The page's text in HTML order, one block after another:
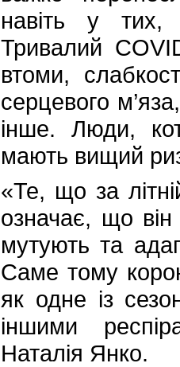
навіть у тих,
Тривалий
втоми,
серцевого
інше. Люди,
мають вищий
«Те, що за
означає, що
мутують та
Саме тому
як одне із
іншими
Наталія Янко.